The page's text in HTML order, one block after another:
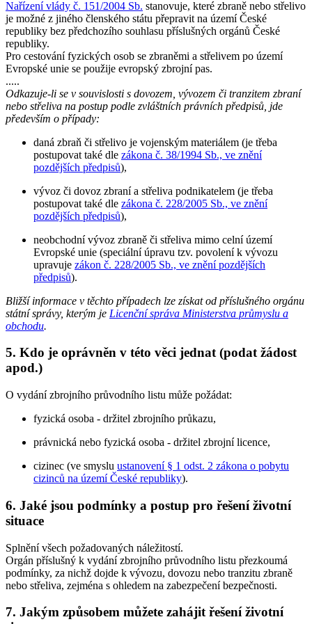
Nařízení vlády č. 151/2004 Sb. stanovuje, které zbraně nebo střelivo
je možné z jiného členského státu přepravit na území České
republiky bez předchozího souhlasu příslušných orgánů České
republiky.
Pro cestování fyzických osob se zbraněmi a střelivem po území
Evropské unie se použije evropský zbrojní pas.
.....
Odkazuje-li se v souvislosti s dovozem, vývozem či tranzitem zbraní
nebo střeliva na postup podle zvláštních právních předpisů, jde
především o případy:
daná zbraň či střelivo je vojenským materiálem (je třeba
postupovat také dle zákona č. 38/1994 Sb., ve znění
pozdějších předpisů),
vývoz či dovoz zbraní a střeliva podnikatelem (je třeba
postupovat také dle zákona č. 228/2005 Sb., ve znění
pozdějších předpisů),
neobchodní vývoz zbraně či střeliva mimo celní území
Evropské unie (speciální úpravu tzv. povolení k vývozu
upravuje zákon č. 228/2005 Sb., ve znění pozdějších
předpisů).
Bližší informace v těchto případech lze získat od příslušného orgánu
státní správy, kterým je Licenční správa Ministerstva průmyslu a
obchodu.
5. Kdo je oprávněn v této věci jednat (podat žádost
apod.)
O vydání zbrojního průvodního listu může požádat:
fyzická osoba - držitel zbrojního průkazu,
právnická nebo fyzická osoba - držitel zbrojní licence,
cizinec (ve smyslu ustanovení § 1 odst. 2 zákona o pobytu
cizinců na území České republiky).
6. Jaké jsou podmínky a postup pro řešení životní
situace
Splnění všech požadovaných náležitostí.
Orgán příslušný k vydání zbrojního průvodního listu přezkoumá
podmínky, za nichž dojde k vývozu, dovozu nebo tranzitu zbraně
nebo střeliva, zejména s ohledem na zabezpečení bezpečnosti.
7. Jakým způsobem můžete zahájit řešení životní